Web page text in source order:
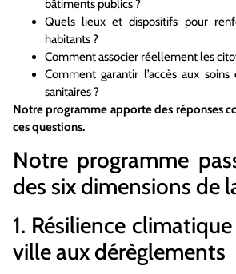
bâtiments publics ?
Quels lieux et dispositifs pour
habitants ?
Comment associer réellement les
Comment garantir l’accès aux
sanitaires ?
Notre programme apporte des réponses
ces questions.
Notre programme
des six dimensions de
1. Résilience
ville aux dérèglements